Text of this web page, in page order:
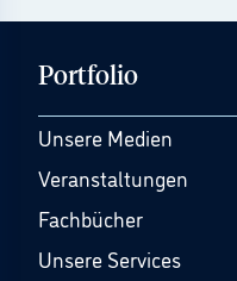
Portfolio
Unsere Medien
Veranstaltungen
Fachbücher
Unsere Services